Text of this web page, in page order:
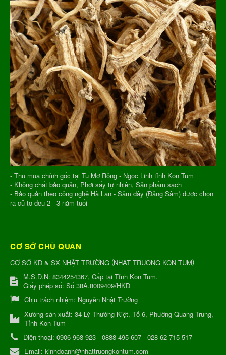
- Thu mua chính gốc tại Tu Mơ Rông - Ngọc Linh tỉnh Kon Tum
- Không chất bảo quản, Phơi sấy tự nhiên, Sản phẩm sạch
- Bảo quản theo công nghệ Hà Lan - Sâm dây (Đảng Sâm) được chọn
ra củ to đều 2 - 3 năm tuổi
CƠ SỞ CHỦ QUẢN
CƠ SỞ KD & SX NHẬT TRƯỜNG (NHAT TRUONG KON TUM)
M.S.D.N: 8344254367, Cấp tại Tỉnh Kon Tum.
Giấy phép số: Số 38A.8009409/HKD
Chịu trách nhiệm: Nguyễn Nhật Trường
Xưởng sản xuất: 34 Lý Thường Kiệt, Tổ 6, Phường Quang Trung,
Tỉnh Kon Tum
Điện thoại: 0906 968 923 - 0888 495 607 - 028 62 715 517
Email: kinhdoanh@nhattruongkontum.com